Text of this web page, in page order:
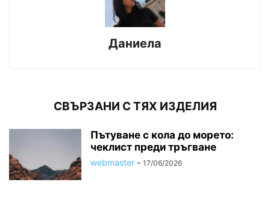
Даниела
СВЪРЗАНИ С ТЯХ ИЗДЕЛИЯ
Пътуване с кола до морето:
чеклист преди тръгване
webmaster - 17/06/2026